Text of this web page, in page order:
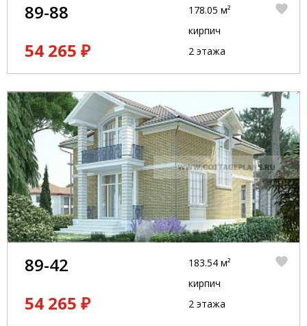
89-88
54 265 ₽
178.05 м²
кирпич
2 этажа
89-42
54 265 ₽
183.54 м²
кирпич
2 этажа